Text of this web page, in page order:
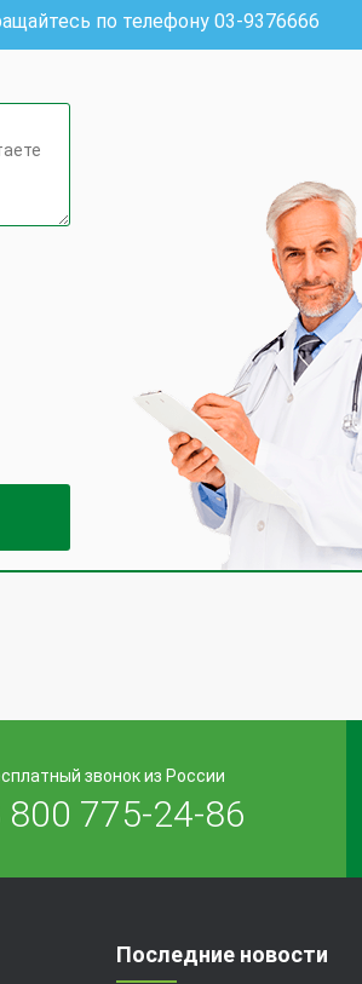
по телефону03-9376666
звонок из России
800 775-24-86
Последние новости